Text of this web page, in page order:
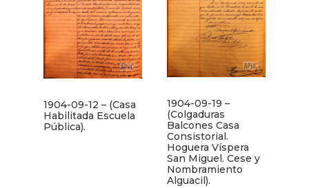
1904-09-12 – (Casa
Habilitada Escuela
Pública).
1904-09-19 –
(Colgaduras
Balcones Casa
Consistorial.
Hoguera Víspera
San Miguel. Cese y
Nombramiento
Alguacil).